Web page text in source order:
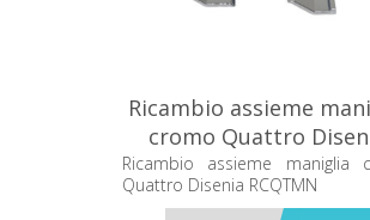
Ricambio assieme
cromo Quattro
RCQTMN
Ricambio assieme maniglia
Quattro Disenia RCQTMN